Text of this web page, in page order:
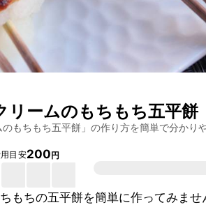
リームのもちもち五平餅
もちもち五平餅 」の作り方を簡単で分かり
目安200円
もちの五平餅を簡単に作ってみま